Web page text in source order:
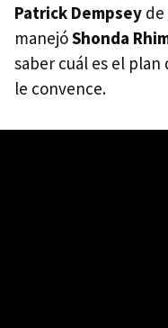
Patrick Dempsey de
manejóShonda
saber cuál es el
le convence.